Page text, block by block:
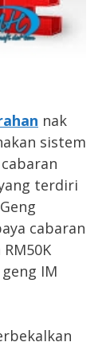
nak
sistem
terdiri
cabaran
IM